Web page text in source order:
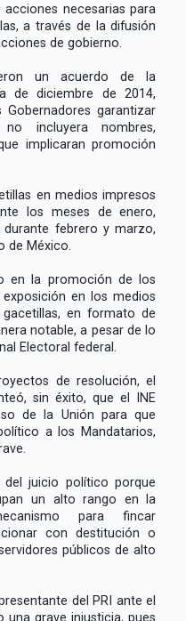
necesarias para
a través de la difusión
de gobierno.
un acuerdo de la
de diciembre de 2014,
garantizar
incluyera nombres,
implicaran promoción
en medios impresos
los meses de enero,
febrero y marzo,
de México.
en la promoción de los
en los medios
en formato de
notable, a pesar de lo
Electoral federal.
de resolución, el
sin éxito, que el INE
de la Unión para que
a los Mandatarios,
del juicio político porque
un alto rango en la
para fincar
con destitución o
públicos de alto
del PRI ante el
una grave injusticia, pues